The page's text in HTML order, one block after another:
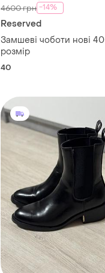
4600 грн -14%
Reserved
Замшеві чоботи нові 40
розмір
40